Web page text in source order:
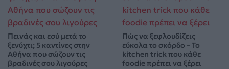
Πεινάς και εσύ μετά το
ξενύχτι; 5 καντίνες στην
Αθήνα που σώζουν τις
βραδινές σου λιγούρες
Πώς να ξεφλουδίζεις
εύκολα το σκόρδο – Το
kitchen trick που κάθε
foodie πρέπει να ξέρει